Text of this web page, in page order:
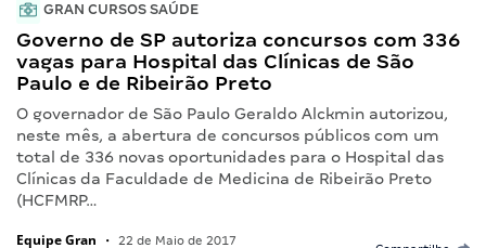
GRAN CURSOS SAÚDE
Governo de SP autoriza concursos com 336
vagas para Hospital das Clínicas de São
Paulo e de Ribeirão Preto
O governador de São Paulo Geraldo Alckmin autorizou,
neste mês, a abertura de concursos públicos com um
total de 336 novas oportunidades para o Hospital das
Clínicas da Faculdade de Medicina de Ribeirão Preto
(HCFMRP…
Equipe Gran • 22 de Maio de 2017